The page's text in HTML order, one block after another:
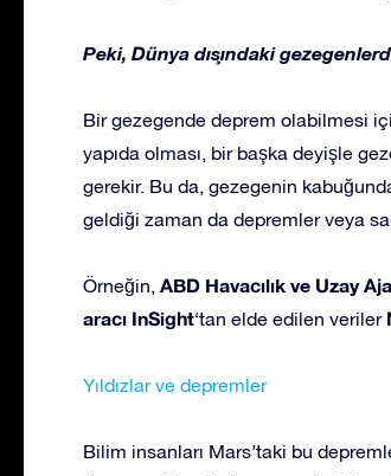
Peki, Dünya dışındaki
Bir gezegende deprem olabilmesi
yapıda olması, bir başka deyişle
gerekir. Bu da, gezegenin
geldiği zaman da depremler veya
Örneğin, ABD Havacılık ve Uzay
aracı InSight‘tan elde edilen veriler
Yıldızlar ve depremler
Bilim insanları Mars’taki bu